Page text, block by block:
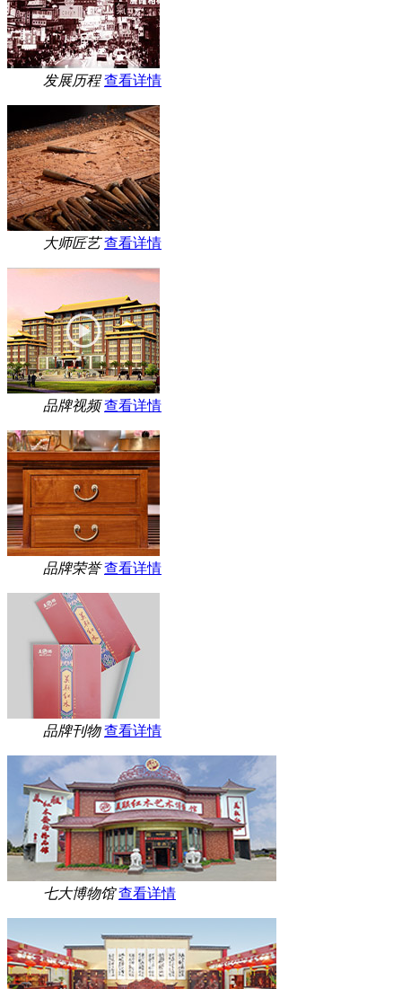
发展历程 查看详情
大师匠艺 查看详情
品牌视频 查看详情
品牌荣誉 查看详情
品牌刊物 查看详情
七大博物馆 查看详情